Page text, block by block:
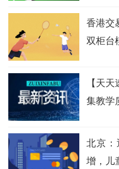
香港交
双柜台
【天
集教学
北京：
增，儿